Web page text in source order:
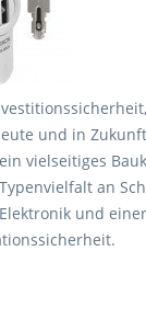
und in
vielseitiges
an
und